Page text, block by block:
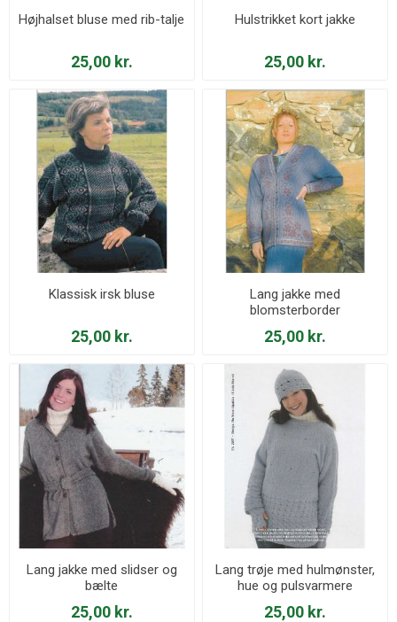
Højhalset bluse med rib-talje
25,00 kr.
Hulstrikket kort jakke
25,00 kr.
Klassisk irsk bluse
25,00 kr.
Lang jakke med
blomsterborder
25,00 kr.
Lang jakke med slidser og
bælte
25,00 kr.
Lang trøje med hulmønster,
hue og pulsvarmere
25,00 kr.